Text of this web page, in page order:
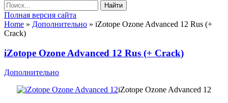
Найти
Полная версия сайта
Home » Дополнительно » iZotope Ozone Advanced 12 Rus (+
Crack)
iZotope Ozone Advanced 12 Rus (+ Crack)
Дополнительно
iZotope Ozone Advanced 12